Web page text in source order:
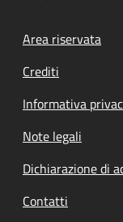
Footer
Area riservata
Crediti
Informativa
Note legali
Dichiarazione di
Contatti